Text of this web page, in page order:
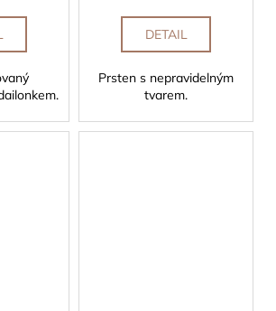
DETAIL
Prsten s nepravidelným
tvarem.